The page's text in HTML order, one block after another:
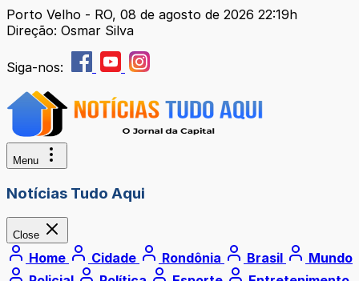
Porto Velho - RO, 08 de agosto de 2026 22:19h
Direção: Osmar Silva
Siga-nos:
Menu
Notícias Tudo Aqui
Close
Home Cidade Rondônia Brasil
Mundo